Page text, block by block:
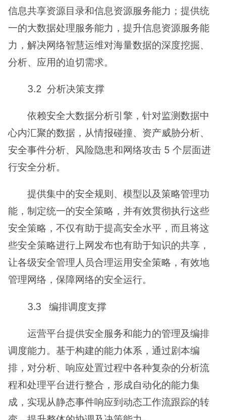
信息共享资源目录和信息资源服务能力；提供统
一的大数据处理服务能力，提升信息资源服务能
力，解决网络智慧运维对海量数据的深度挖掘、
分析、应用的迫切需求。
3.2 分析决策支撑
依赖安全大数据分析引擎，针对监测数据中
心内汇聚的数据，从情报碰撞、资产威胁分析、
安全事件分析、风险隐患和网络攻击 5 个层面进
行安全分析。
提供集中的安全规则、模型以及策略管理功
能，制定统一的安全策略，并有效贯彻执行这些
安全策略，不仅有助于提高安全水平，而且将这
些安全策略进行上网发布也有助于知识的共享，
让各级安全管理人员合理运用安全策略，有效地
管理网络，保障网络的安全运行。
3.3 编排调度支撑
运营平台提供安全服务和能力的管理及编排
调度能力。基于构建的能力体系，通过剧本编
排，对分析、响应处置过程中各种复杂的分析流
程和处理平台进行整合，形成自动化的能力集
成，实现从静态事件响应到动态工作流跟踪的转